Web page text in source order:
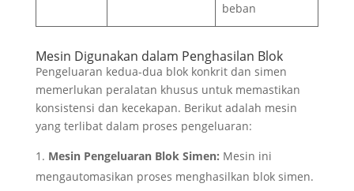
beban
Mesin Digunakan dalam Penghasilan Blok
Pengeluaran kedua-dua blok konkrit dan simen
memerlukan peralatan khusus untuk memastikan
konsistensi dan kecekapan. Berikut adalah mesin
yang terlibat dalam proses pengeluaran:
Mesin Pengeluaran Blok Simen: Mesin ini
mengautomasikan proses menghasilkan blok simen.